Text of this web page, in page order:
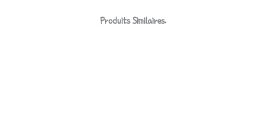
Produits Similaires.